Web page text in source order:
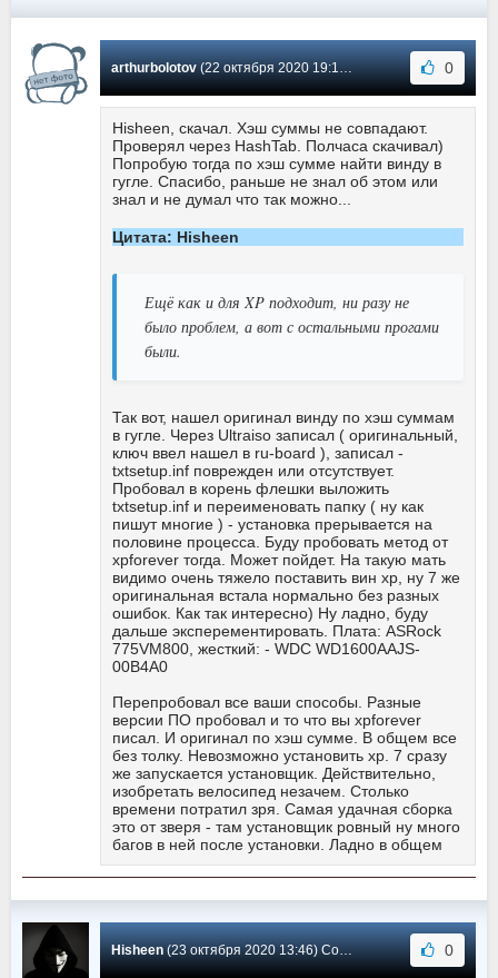
arthurbolotov(22 октября 2020 19:16) Сообщение #2428 0
Hisheen, скачал. Хэш суммы не совпадают.
Проверял через HashTab. Полчаса скачивал)
Попробую тогда по хэш сумме найти винду в
гугле. Спасибо, раньше не знал об этом или
знал и не думал что так можно...
Цитата: Hisheen
Ещё как и для XP подходит, ни разу не
было проблем, а вот с остальными прогами
были.
Так вот, нашел оригинал винду по хэш суммам
в гугле. Через Ultraiso записал ( оригинальный,
ключ ввел нашел в ru-board ), записал -
txtsetup.inf поврежден или отсутствует.
Пробовал в корень флешки выложить
txtsetup.inf и переименовать папку ( ну как
пишут многие ) - установка прерывается на
половине процесса. Буду пробовать метод от
xpforever тогда. Может пойдет. На такую мать
видимо очень тяжело поставить вин хр, ну 7 же
оригинальная встала нормально без разных
ошибок. Как так интересно) Ну ладно, буду
дальше эксперементировать. Плата: ASRock
775VM800, жесткий: - WDC WD1600AAJS-
00B4A0
Перепробовал все ваши способы. Разные
версии ПО пробовал и то что вы xpforever
писал. И оригинал по хэш сумме. В общем все
без толку. Невозможно установить хр. 7 сразу
же запускается установщик. Действительно,
изобретать велосипед незачем. Столько
времени потратил зря. Самая удачная сборка
это от зверя - там установщик ровный ну много
багов в ней после установки. Ладно в общем
Hisheen(23 октября 2020 13:46) Сообщение #2427 0